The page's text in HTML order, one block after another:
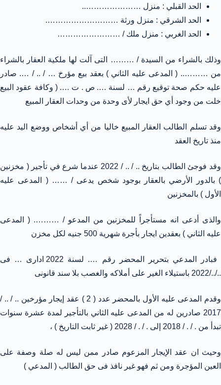
الحد القبلي : منزل …………………..
الحد الشرقي : منزل ورثة ……………………….
الحد الغربي : منزل ملك / ……………………
وذلك بالشراء من السيدة / ……… التى آلت لها ملكية العقار بالشراء
من ……….. ( المدعى عليه الثاني ) بعقد بيع مؤرخ … / .. / …. صادر
عليه حكم صحة توقيع رقم … لسنة …. ص . ت …. ( وكافة عقود البيع
خلت من وجود أي حق ايجار لأى وحدة من وحدات العقار المبيع
وقد تسلم الطالب العقار المبيع خاليا من أي أشخاص ووضع اليد عليه
منذ تاريخ العقد
وقد فوجئ الطالب بتاريخ .. / .. / 2022 عندما شرع في تأجير ( مخزنين
) بالدور الأرضي بالعقار بوجود شخص يدعى / …… ( المدعى عليه
الأول ) بالمخزنين
والذى أدعى انه مستأجراً للمخزنين من المدعو / ………. ( المدعى
عليه الثاني ) بعقدين ايجار بأجرة شهرية 500 جنيه لكل مخزن
فبادر المدعي بتحرير المحضر رقم …. لسنة 2022 ادارى … فى
../../2022 باستيلاء الغير على أملاكه والغصب بلا سند قانونى
وقدم المدعى عليه الأول بالمحضر عدد ( 2 ) عقد إيجار مؤرخين .. / .. /
2017 صادرين له من المدعى عليه الثاني بالتأجير لمدة عشرة سنوات
تبدأ من . / . / 2018 إلى . / . / 2028 ( غير ثابت التاريخ ) ،
وحيث ان عقد الإيجار المزعوم صادر ممن ليس له صلة وصفة على
العين المؤجرة ومن ثم فهو غير نافذ فى حق الطالب ( المدعي )